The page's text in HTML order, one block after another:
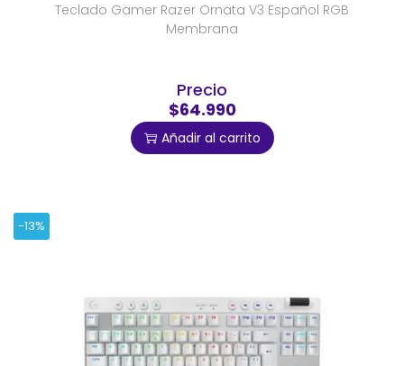
Teclado Gamer Razer Ornata V3 Español RGB
Membrana
Precio
$64.990
Añadir al carrito
-13%